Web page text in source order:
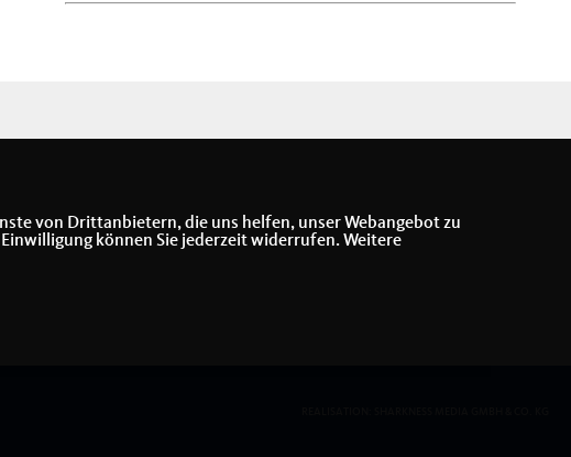
von Drittanbietern, die uns helfen, unser Webangebot zu
können Sie jederzeit widerrufen. Weitere